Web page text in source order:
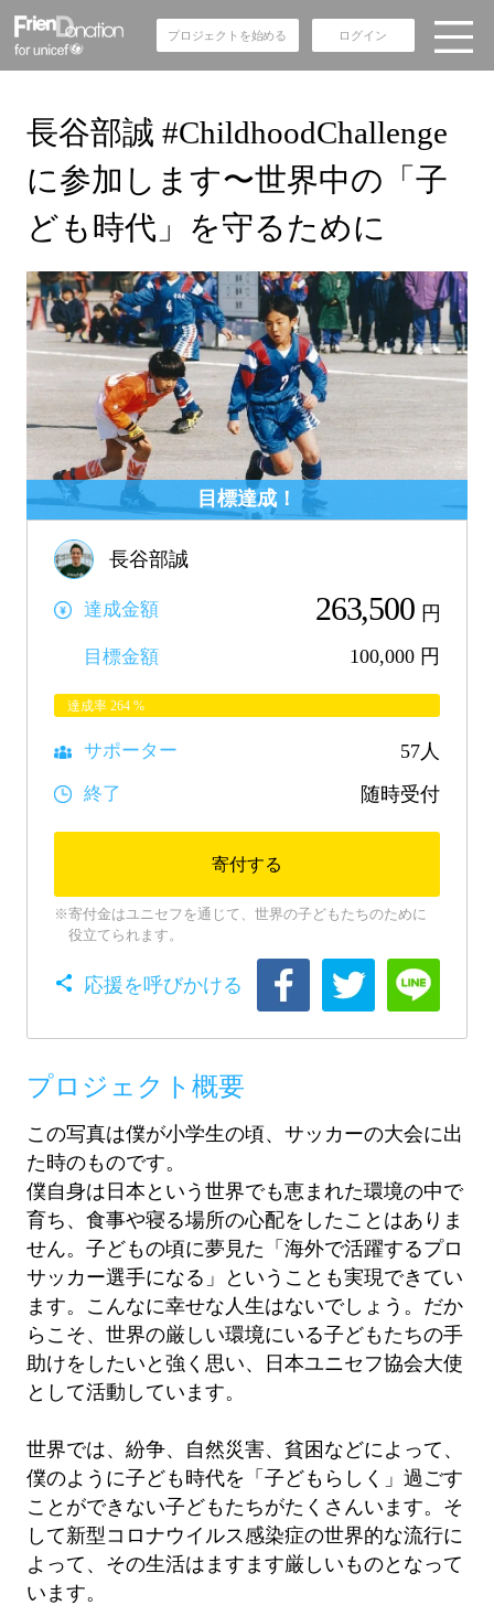
プロジェクトを始める ログイン
長谷部誠 #ChildhoodChallenge
に参加します〜世界中の「子
ども時代」を守るために
長谷部誠
達成金額 263,500 円
目標金額 100,000 円
達成率 264%
サポーター 57人
終了 随時受付
寄付する
寄付金はユニセフを通じて、世界の子どもたちのために
役立てられます。
応援を呼びかける
プロジェクト概要
この写真は僕が小学生の頃、サッカーの大会に出
た時のものです。
僕自身は日本という世界でも恵まれた環境の中で
育ち、食事や寝る場所の心配をしたことはありま
せん。子どもの頃に夢見た「海外で活躍するプロ
サッカー選手になる」ということも実現できてい
ます。こんなに幸せな人生はないでしょう。だか
らこそ、世界の厳しい環境にいる子どもたちの手
助けをしたいと強く思い、日本ユニセフ協会大使
として活動しています。
世界では、紛争、自然災害、貧困などによって、
僕のように子ども時代を「子どもらしく」過ごす
ことができない子どもたちがたくさんいます。そ
して新型コロナウイルス感染症の世界的な流行に
よって、その生活はますます厳しいものとなって
います。